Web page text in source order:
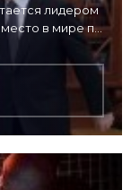
лидером
в мире по